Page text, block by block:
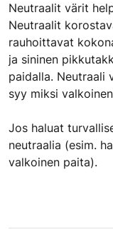
Neutraalit värit
Neutraalit
rauhoittavat
ja sininen
paidalla. Neutraali
syy miksi
Jos haluat
neutraalia (esim.
valkoinen paita).